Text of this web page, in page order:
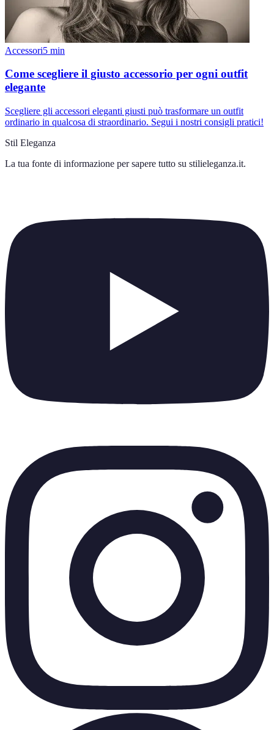
Accessori5 min
Come scegliere il giusto accessorio per ogni outfit
elegante
Scegliere gli accessori eleganti giusti può trasformare un outfit
ordinario in qualcosa di straordinario. Segui i nostri consigli pratici!
Stil Eleganza
La tua fonte di informazione per sapere tutto su stilieleganza.it.